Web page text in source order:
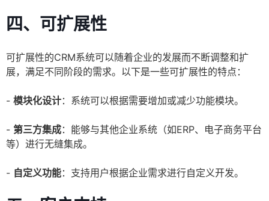
四、可扩展性
可扩展性的CRM系统可以随着企业的发展而不断调整和扩
展，满足不同阶段的需求。以下是一些可扩展性的特点：
- 模块化设计：系统可以根据需要增加或减少功能模块。
- 第三方集成：能够与其他企业系统（如ERP、电子商务平台
等）进行无缝集成。
- 自定义功能：支持用户根据企业需求进行自定义开发。